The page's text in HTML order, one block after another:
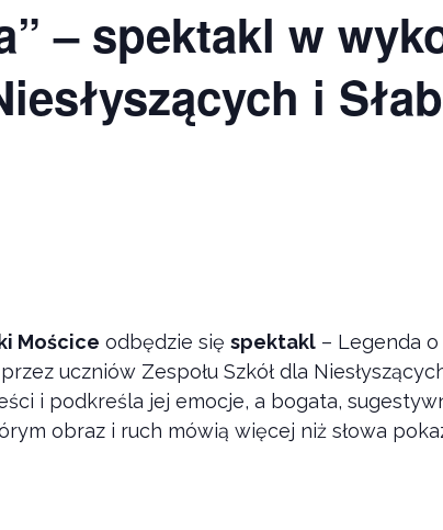
– spektakl w
i
Mościce odbędzie się spektakl – Legenda
uczniów Zespołu Szkół dla Niesłyszących
i podkreśla jej emocje, a bogata,
obraz i ruch mówią więcej niż słowa